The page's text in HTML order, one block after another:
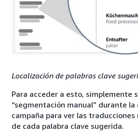
Localización de palabras clave
Para acceder a esto, simplemente
“segmentación manual” durante la
campaña para ver las
de cada palabra clave sugerida.